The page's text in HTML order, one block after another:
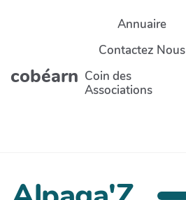
Aller au contenu principal
cobéarn
Annuaire
Contactez Nous
Coin des
Associations